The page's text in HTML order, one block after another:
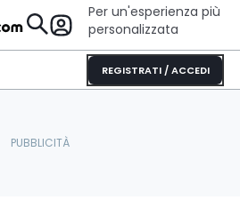
Per un'esperienza più
personalizzata
REGISTRATI / ACCEDI